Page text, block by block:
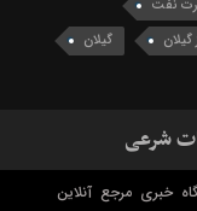
نفت
گیلان گیلان
شرعی
خبری مرجع آنلاین